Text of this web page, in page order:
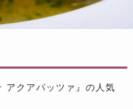
アクアパッツァ』の人気